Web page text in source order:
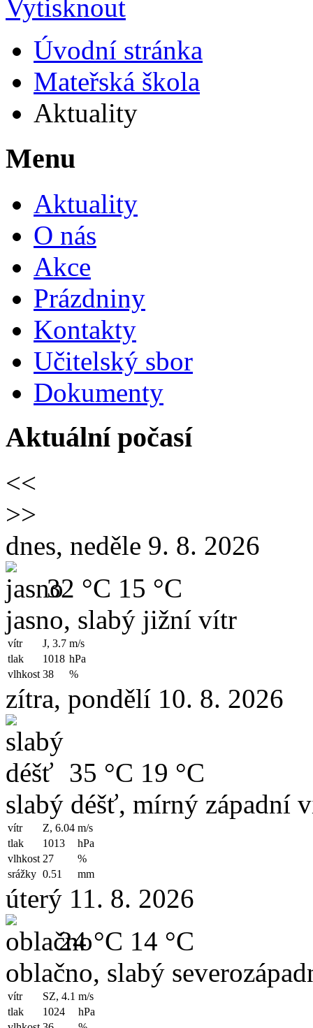
Úvodní stránka
Mateřská škola
Aktuality
Menu
Aktuality
O nás
Akce
Prázdniny
Kontakty
Učitelský sbor
Dokumenty
Aktuální počasí
<<
>>
dnes, neděle 9. 8. 2026
32 °C 15 °C
jasno, slabý jižní vítr
vítr J, 3.7 m/s
tlak
1018 hPa
vlhkost 38 %
zítra, pondělí 10. 8. 2026
35 °C 19 °C
slabý déšť, mírný západní
vítr Z, 6.04 m/s
tlak
1013
hPa
vlhkost 27
%
srážky 0.51 mm
úterý 11. 8. 2026
24 °C 14 °C
oblačno, slabý
vítr SZ, 4.1 m/s
tlak
1024
hPa